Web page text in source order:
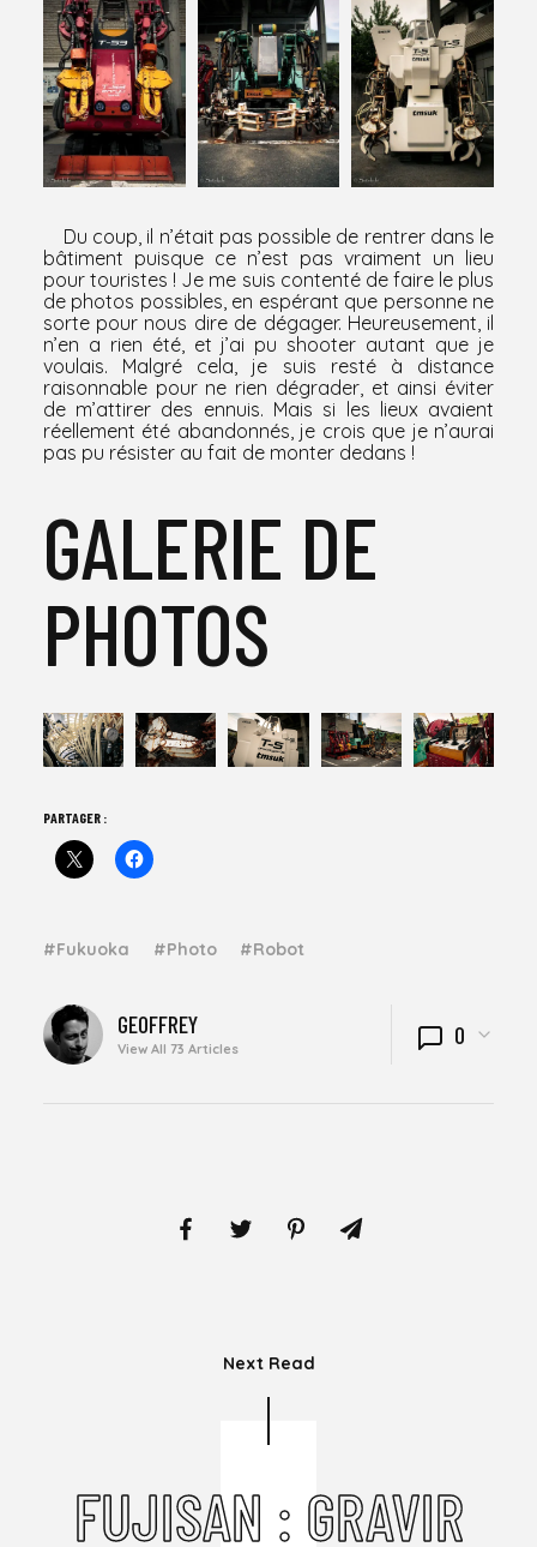
Du coup, il n’était pas possible de rentrer dans le
bâtiment puisque ce n’est pas vraiment un lieu
pour touristes ! Je me suis contenté de faire le plus
de photos possibles, en espérant que personne ne
sorte pour nous dire de dégager. Heureusement, il
n’en a rien été, et j’ai pu shooter autant que je
voulais. Malgré cela, je suis resté à distance
raisonnable pour ne rien dégrader, et ainsi éviter
de m’attirer des ennuis. Mais si les lieux avaient
réellement été abandonnés, je crois que je n’aurai
pas pu résister au fait de monter dedans !
GALERIE DE
PHOTOS
PARTAGER :
WRITTEN
BY
GEOFFREY
View All 73 Articles
Fukuoka Photo Robot
0
Next Read
FUJISAN : GRAVIR